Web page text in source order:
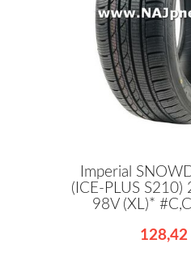
Imperial
(ICE-PLUS
98V (XL)*
128,42